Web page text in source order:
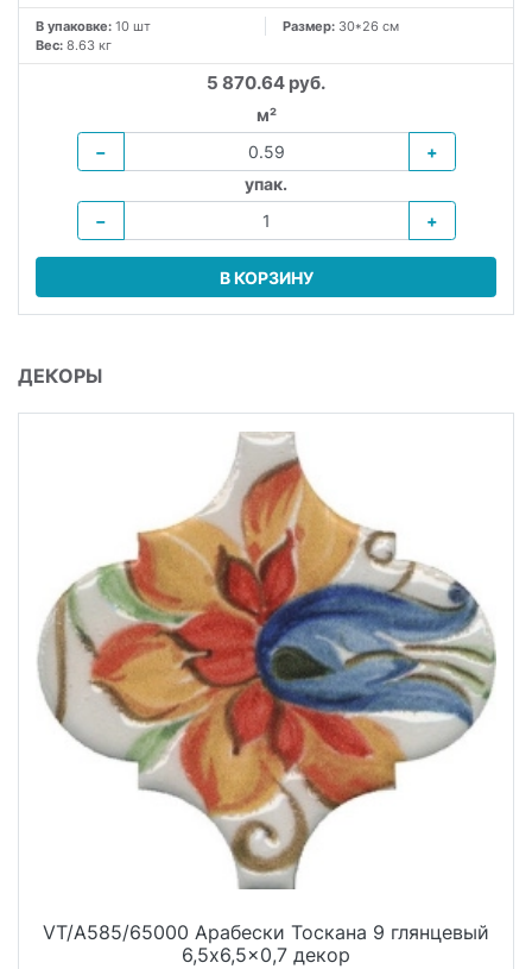
В упаковке: 10 шт Размер: 30*26 см
Вес: 8.63 кг
5 870.64 руб.
м²
−
+
упак.
−
+
В КОРЗИНУ
ДЕКОРЫ
VT/A585/65000 Арабески Тоскана 9 глянцевый
6,5x6,5x0,7 декор